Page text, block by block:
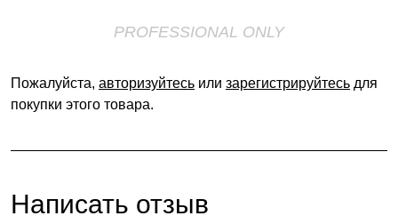
PROFESSIONAL ONLY
Пожалуйста, авторизуйтесь или зарегистрируйтесь для
покупки этого товара.
Написать отзыв